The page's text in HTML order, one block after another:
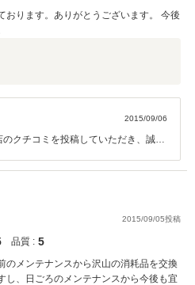
おります。ありがとうございます。 今後
2015/09/06
さい。
2015/09/05投稿
品質 : 5
のメンテナンスから沢山の消耗品を交換
し、日ごろのメンテナンスから今後も宜